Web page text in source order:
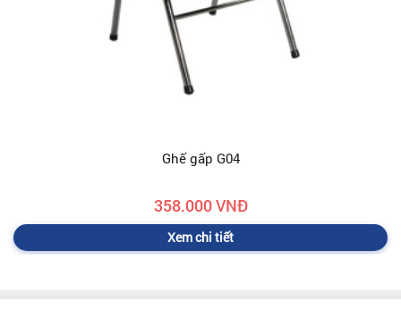
Ghế gấp G04
358.000 VNĐ
Xem chi tiết